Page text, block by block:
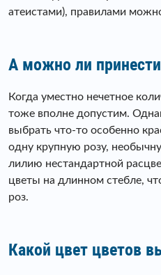
атеистами), правилами
А можно ли
Когда уместно нечетное
тоже вполне допустим.
выбрать что-то особенно
одну крупную розу,
лилию нестандартной
цветы на длинном стебле,
роз.
Какой цвет цветов